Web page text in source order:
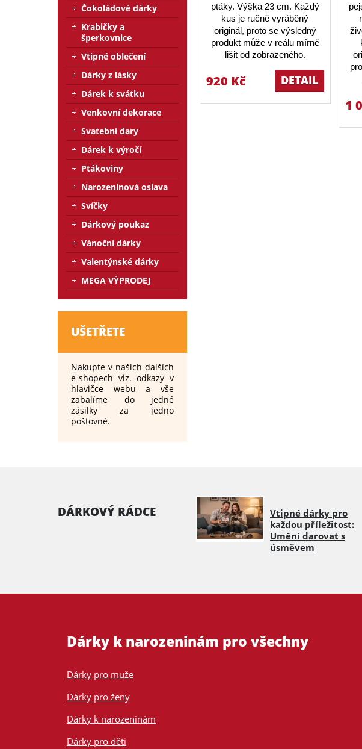
ptáky. Výška 23 cm. Každý
kus je ručně vyráběný
originál, proto se výsledný
produkt může v reálu mírně
lišit od zobrazeného.
DETAIL
920 Kč
1
Čokoládové dárky
Krabičky a
šperkovnice
Vtipné oblečení
Dárky z lásky
Dárek k svátku
Venkovní dekorace
Svatební dary
Dárek k výročí
Ptákoviny
Narozeninová oslava
Svíčky
Dárkový poukaz
Vánoční dárky
Valentýnské dárky
MEGA VÝPRODEJ
UŠETŘETE
Nakupte v našich dalších
e-shopech viz. odkazy v
hlavičce webu a vše
zabalíme do jedné
zásilky za jedno
poštovné.
DÁRKOVÝ RÁDCE
Vtipné dárky pro
každou příležitost:
Umění darovat s
úsměvem
Dárky k narozeninám pro všechny
Dárky pro muže
Dárky pro ženy
Dárky k narozeninám
Dárky pro děti